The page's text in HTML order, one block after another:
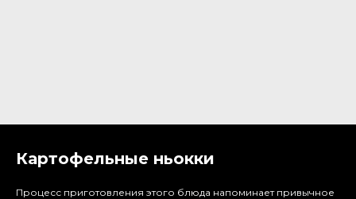
Картофельные ньокки
Процесс приготовления этого блюда напоминает привычное